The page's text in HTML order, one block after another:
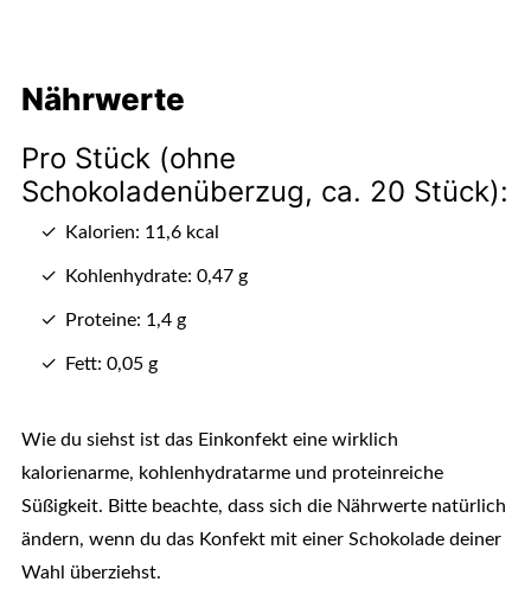
Nährwerte
Pro Stück (ohne
Schokoladenüberzug, ca. 20 Stück):
Kalorien: 11,6 kcal
Kohlenhydrate: 0,47 g
Proteine: 1,4 g
Fett: 0,05 g
Wie du siehst ist das Einkonfekt eine wirklich
kalorienarme, kohlenhydratarme und proteinreiche
Süßigkeit. Bitte beachte, dass sich die Nährwerte natürlich
ändern, wenn du das Konfekt mit einer Schokolade deiner
Wahl überziehst.